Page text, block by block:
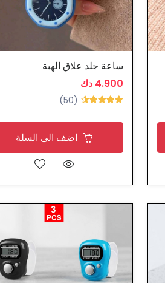
ساعة جلد علاق الهبة
4.900 دك
(50)
اضف الى السلة